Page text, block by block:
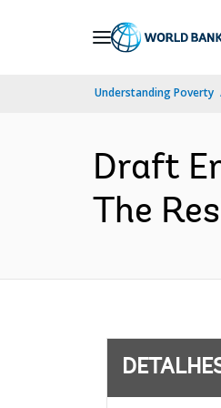
Understanding Poverty
Draft
The